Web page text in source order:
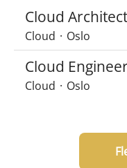
Cloud
Cloud · Oslo
Cloud
Cloud · Oslo